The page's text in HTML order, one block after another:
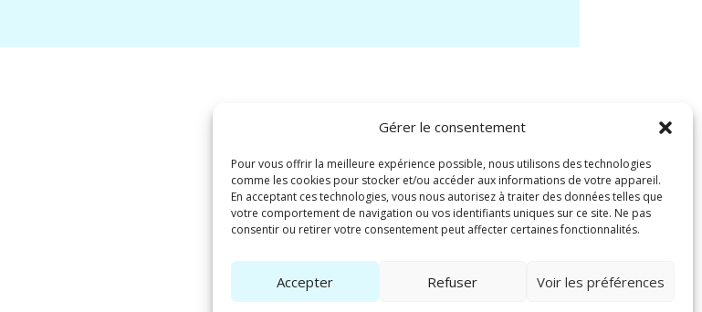
Gérer le consentement
Pour vous offrir la meilleure expérience possible, nous utilisons des technologies
comme les cookies pour stocker et/ou accéder aux informations de votre appareil.
En acceptant ces technologies, vous nous autorisez à traiter des données telles que
votre comportement de navigation ou vos identifiants uniques sur ce site. Ne pas
consentir ou retirer votre consentement peut affecter certaines fonctionnalités.
Accepter Refuser Voir les préférences